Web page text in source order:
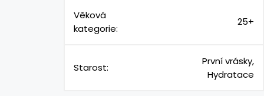
Věková
kategorie:
25+
Starost:
První vrásky,
Hydratace